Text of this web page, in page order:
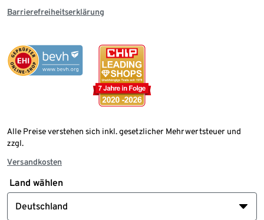
Barrierefreiheitserklärung
Alle Preise verstehen sich inkl. gesetzlicher Mehrwertsteuer und
zzgl.
Versandkosten
Land wählen
Deutschland